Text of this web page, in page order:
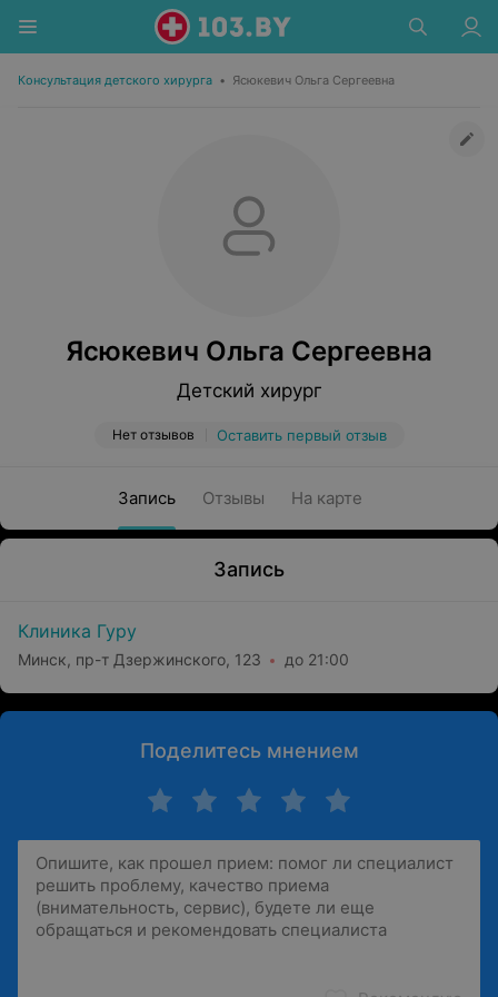
Консультация детского хирурга • Ясюкевич Ольга Сергеевна
Ясюкевич Ольга Сергеевна
Детский хирург
Нет отзывов Оставить первый отзыв
Запись Отзывы На карте
Запись
Клиника Гуру
Минск, пр-т Дзержинского, 123 до 21:00
Поделитесь мнением